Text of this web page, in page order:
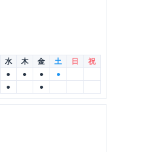
水 木 金 土 日
祝
● ● ●
●
● ●